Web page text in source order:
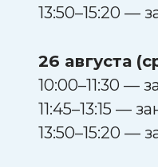
13:50–15:20 —
26 августа
10:00–11:30 —
11:45–13:15 —
13:50–15:20 —